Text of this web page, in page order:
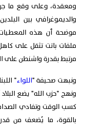
ومعقدة، وعلى وقع ما
والديموغرافي بين
موضحة أن هذه
ملفات باتت تثقل على
مرتبط بقدرة واشنطن على
ونبهت صحيفة "اللواء"
ونهج "حزب الله" يضع
كسب الوقت وتفادي
بالقوة، ما يُضعف من